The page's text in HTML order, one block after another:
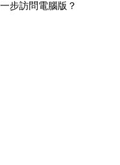
步訪問電腦版？